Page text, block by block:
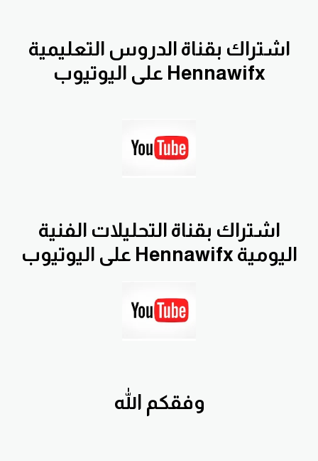
اشتراك بقناة الدروس التعليمية
Hennawifx على اليوتيوب
اشتراك بقناة التحليلات الفنية
اليومية Hennawifx على اليوتيوب
وفقكم الله